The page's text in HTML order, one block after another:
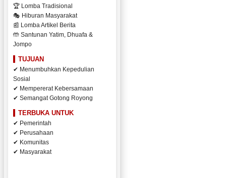
🏆 Lomba Tradisional
🎭 Hiburan Masyarakat
📰 Lomba Artikel Berita
🤲 Santunan Yatim, Dhuafa &
Jompo
TUJUAN
✔ Menumbuhkan Kepedulian
Sosial
✔ Mempererat Kebersamaan
✔ Semangat Gotong Royong
TERBUKA UNTUK
✔ Pemerintah
✔ Perusahaan
✔ Komunitas
✔ Masyarakat